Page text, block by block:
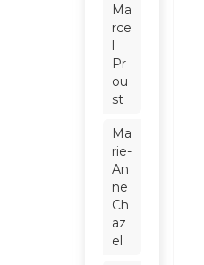
Ma
rce
l
Pr
ou
st
Ma
rie-
An
ne
Ch
az
el